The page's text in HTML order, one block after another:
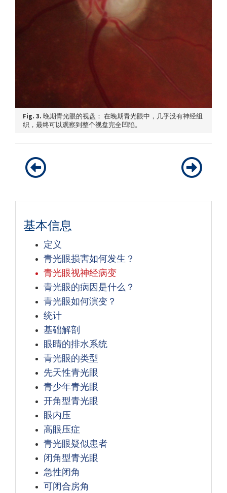
Fig. 3. 晚期青光眼的视盘： 在晚期青光眼中，几乎没有神经组
织，最终可以观察到整个视盘完全凹陷。
基本信息
定义
青光眼损害如何发生？
青光眼视神经病变
青光眼的病因是什么？
青光眼如何演变？
统计
基础解剖
眼睛的排水系统
青光眼的类型
先天性青光眼
青少年青光眼
开角型青光眼
眼内压
高眼压症
青光眼疑似患者
闭角型青光眼
急性闭角
可闭合房角